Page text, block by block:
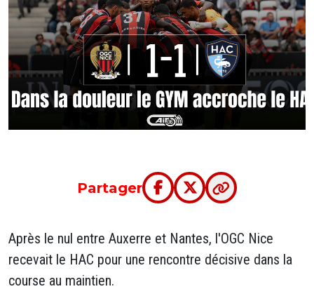
Partager
Après le nul entre Auxerre et Nantes, l'OGC Nice
recevait le HAC pour une rencontre décisive dans la
course au maintien.